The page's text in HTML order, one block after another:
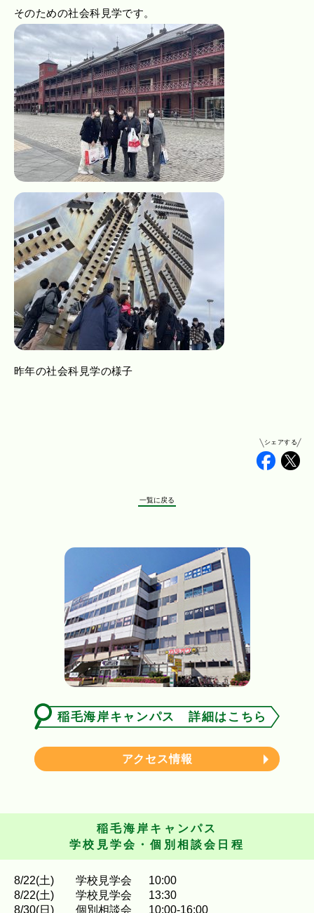
そのための社会科見学です。
昨年の社会科見学の様子
シェアする
一覧に戻る
稲毛海岸キャンパス 詳細はこちら
アクセス情報
稲毛海岸キャンパス
学校見学会・個別相談会日程
8/22(土) 学校見学会
10:00
8/22(土) 学校見学会
13:30
8/30(日) 個別相談会
10:00-16:00